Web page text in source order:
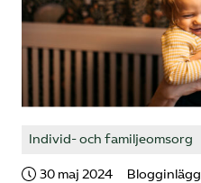
Individ- och familjeomsorg
30 maj 2024 Blogginlägg